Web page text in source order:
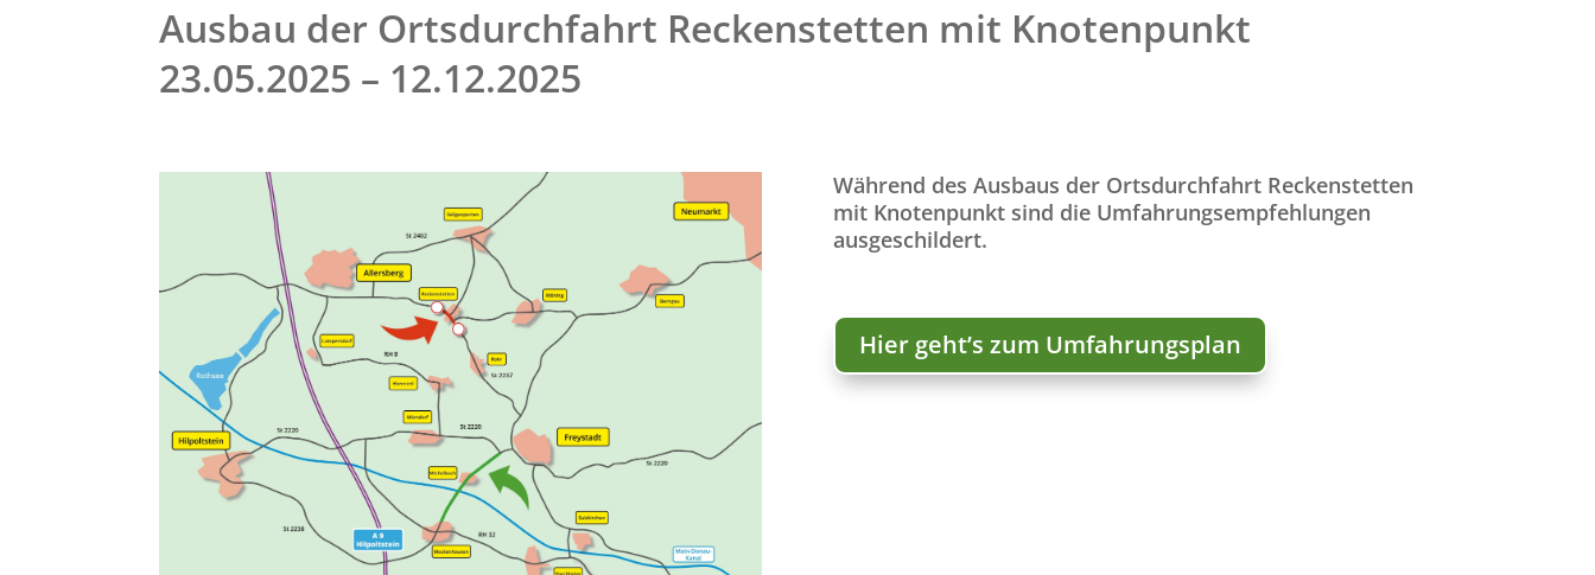
Ausbau der Ortsdurchfahrt Reckenstetten mit Knotenpunkt
23.05.2025 – 12.12.2025
Während des Ausbaus der Ortsdurchfahrt Reckenstetten
mit Knotenpunkt sind die Umfahrungsempfehlungen
ausgeschildert.
Hier geht’s zum Umfahrungsplan